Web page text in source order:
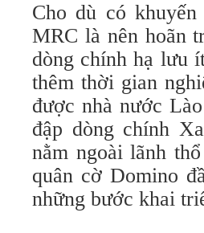
Cho dù có
MRC là nên hoãn
dòng chính hạ lưu
thêm thời gian
được nhà nước
đập dòng chính
nằm ngoài lãnh
quân cờ Domino
những bước khai